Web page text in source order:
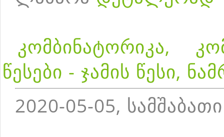
კომბინატორიკა,
წესები - ჯამის წესი,
2020-05-05, სამშაბათი